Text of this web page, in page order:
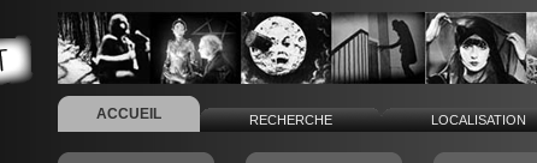
ACCUEIL RECHERCHE LOCALISATION